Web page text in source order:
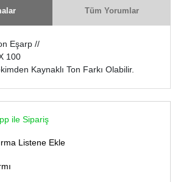
Tüm Yorumlar
Eşarp //
100
Kaynaklı Ton Farkı Olabilir.
ile Sipariş
Listene Ekle